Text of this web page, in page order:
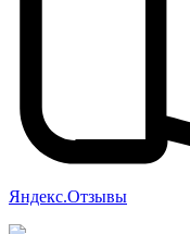
Яндекс.Отзывы